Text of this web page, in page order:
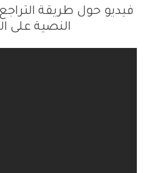
فيديو حول طريقة
النصية على